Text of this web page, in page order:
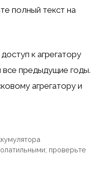
полный текст на
к агрегатору
все предыдущие годы.
агрегатору и
проверьте